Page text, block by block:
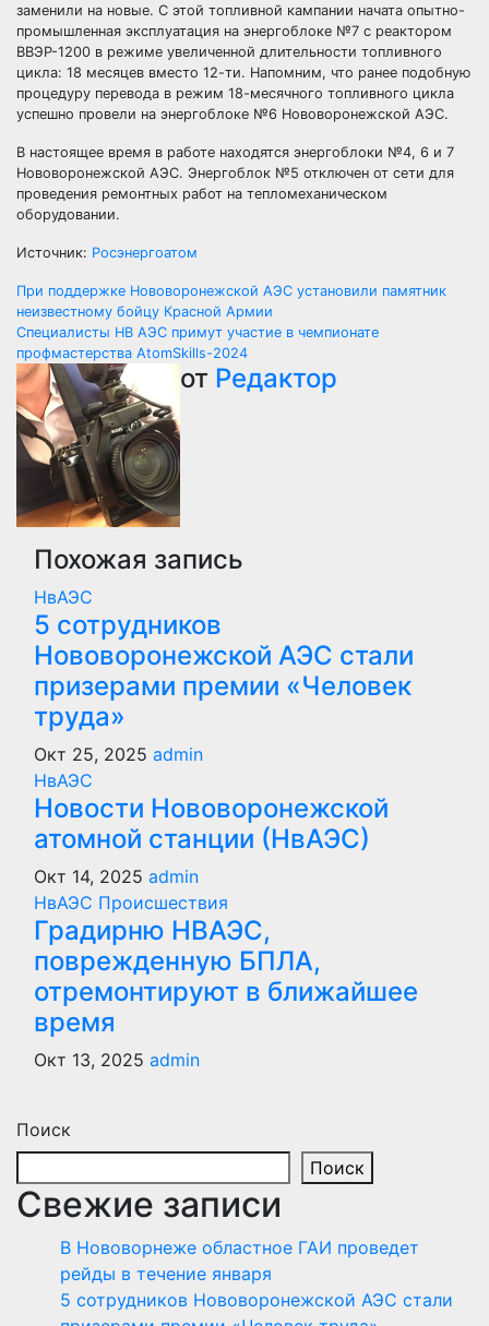
заменили на новые. С этой топливной кампании начата опытно-
промышленная эксплуатация на энергоблоке №7 с реактором
ВВЭР-1200 в режиме увеличенной длительности топливного
цикла: 18 месяцев вместо 12-ти. Напомним, что ранее подобную
процедуру перевода в режим 18-месячного топливного цикла
успешно провели на энергоблоке №6 Нововоронежской АЭС.
В настоящее время в работе находятся энергоблоки №4, 6 и 7
Нововоронежской АЭС. Энергоблок №5 отключен от сети для
проведения ремонтных работ на тепломеханическом
оборудовании.
Источник: Росэнергоатом
Навигация
по
записям
​При поддержке Нововоронежской АЭС установили памятник
неизвестному бойцу Красной Армии
Специалисты НВ АЭС примут участие в чемпионате
профмастерства AtomSkills-2024
от Редактор
Похожая запись
НвАЭС
5 сотрудников
Нововоронежской АЭС стали
призерами премии «Человек
труда»
Окт 25, 2025 admin
НвАЭС
Новости Нововоронежской
атомной станции (НвАЭС)
Окт 14, 2025 admin
НвАЭС Происшествия
Градирню НВАЭС,
поврежденную БПЛА,
отремонтируют в ближайшее
время
Окт 13, 2025 admin
Поиск
Поиск
Свежие записи
В Нововорнеже областное ГАИ проведет
рейды в течение января
5 сотрудников Нововоронежской АЭС стали